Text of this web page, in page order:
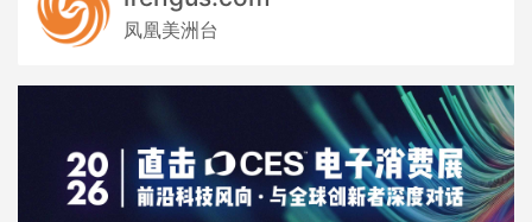
凤凰美洲台